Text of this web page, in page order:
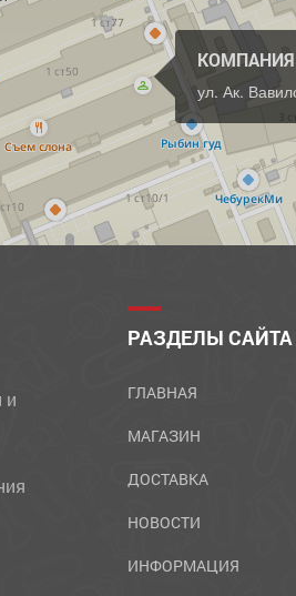
КОМПАНИЯ
ул. Ак.
и
РАЗДЕЛЫ САЙТА
ГЛАВНАЯ
МАГАЗИН
ДОСТАВКА
НОВОСТИ
ИНФОРМАЦИЯ